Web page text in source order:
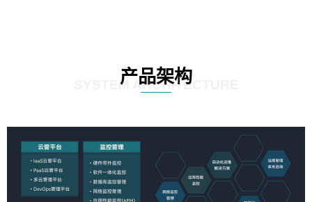
产品架构
SYSTEM ARCHITECTURE